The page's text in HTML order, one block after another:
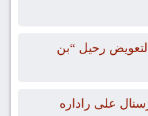
بين 4 خيارات لتعويض رحيل “بن
على راداره